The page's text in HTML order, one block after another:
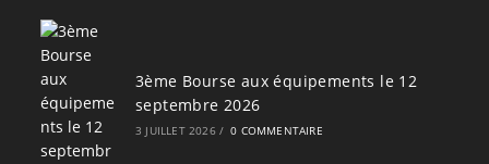
3ème Bourse aux équipements le 12
septembre 2026
3 JUILLET 2026 / 0 COMMENTAIRE